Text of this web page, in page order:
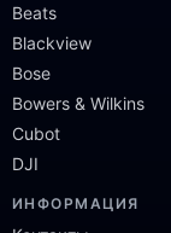
Beats
Blackview
Bose
Bowers & Wilkins
Cubot
DJI
ИНФОРМАЦИЯ